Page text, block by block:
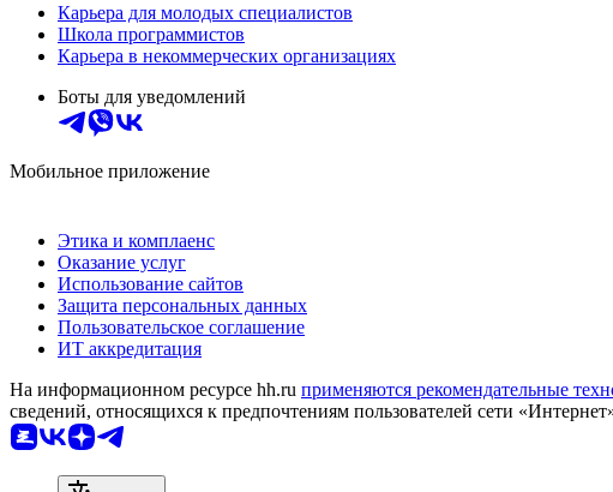
Карьера для молодых специалистов
Школа программистов
Карьера в некоммерческих организациях
Боты для уведомлений
Мобильное приложение
Этика и комплаенс
Оказание услуг
Использование сайтов
Защита персональных данных
Пользовательское соглашение
ИТ аккредитация
На информационном ресурсе hh.ru применяются рекомендательные
сведений, относящихся к предпочтениям пользователей сети